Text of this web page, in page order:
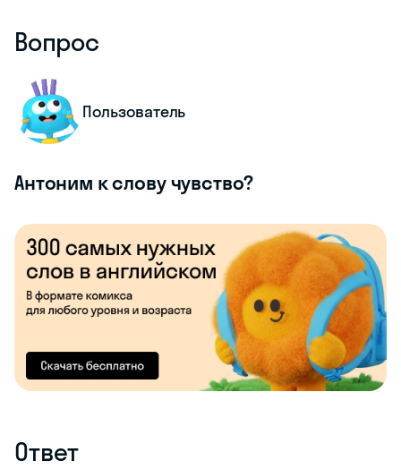
Вопрос
Пользователь
Антоним к слову чувство?
Ответ